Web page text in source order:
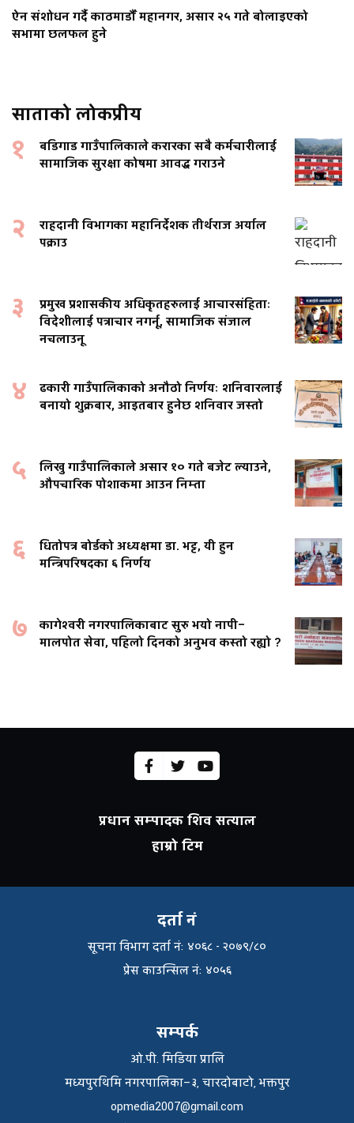
ऐन संशोधन गर्दै काठमाडौँ महानगर, असार २५ गते बोलाइएको
सभामा छलफल हुने
साताको लोकप्रीय
१
बडिगाड गाउँपालिकाले करारका सबै कर्मचारीलाई
सामाजिक सुरक्षा कोषमा आवद्ध गराउने
२
राहदानी विभागका महानिर्देशक तीर्थराज अर्याल
पक्राउ
३
प्रमुख प्रशासकीय अधिकृतहरुलाई आचारसंहिताः
विदेशीलाई पत्राचार नगर्नू, सामाजिक संजाल
नचलाउनू
४
ढकारी गाउँपालिकाको अनौठो निर्णयः शनिवारलाई
बनायो शुक्रबार, आइतबार हुनेछ शनिवार जस्तो
५
लिखु गाउँपालिकाले असार १० गते बजेट ल्याउने,
औपचारिक पोशाकमा आउन निम्ता
६
धितोपत्र बोर्डको अध्यक्षमा डा. भट्ट, यी हुन
मन्त्रिपरिषदका ६ निर्णय
७
कागेश्वरी नगरपालिकाबाट सुरु भयो नापी–
मालपोत सेवा, पहिलो दिनको अनुभव कस्तो रह्यो ?
प्रधान सम्पादक शिव सत्याल
हाम्रो टिम
दर्ता नं
सूचना विभाग दर्ता नंः ४०६८ - २०७९/८०
प्रेस काउन्सिल नंः ४०५६
सम्पर्क
ओ.पी. मिडिया प्रालि
मध्यपुरथिमि नगरपालिका–३, चारदोबाटो, भक्तपुर
opmedia2007@gmail.com